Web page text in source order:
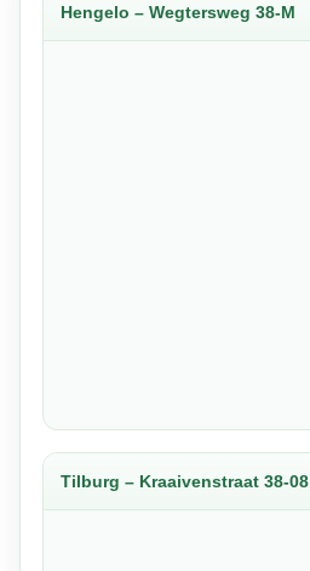
Hengelo – Wegtersweg 38-M
Tilburg – Kraaivenstraat 38-08